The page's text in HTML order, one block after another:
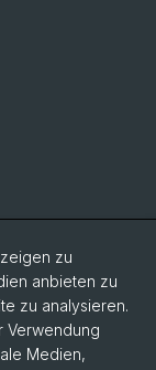
des Bildes
zu
anbieten zu
zu analysieren.
Verwendung
Medien,